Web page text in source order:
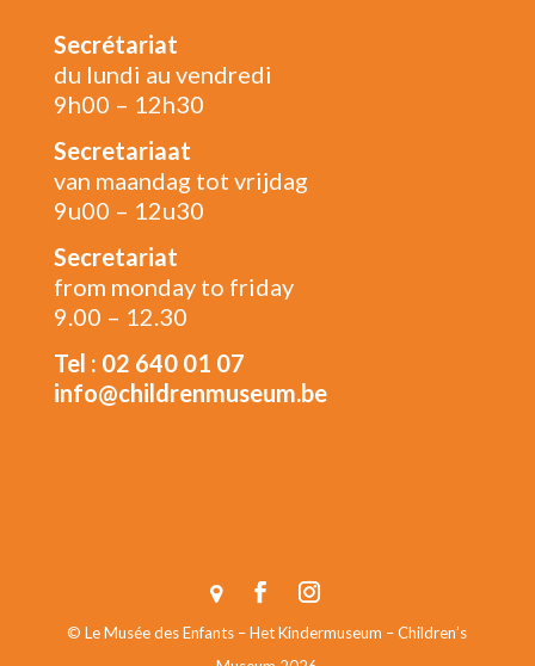
Secrétariat
du lundi au vendredi
9h00 – 12h30
Secretariaat
van maandag tot vrijdag
9u00 – 12u30
Secretariat
from monday to friday
9.00 – 12.30
Tel : 02 640 01 07
info@childrenmuseum.be
© Le Musée des Enfants – Het Kindermuseum – Children’s